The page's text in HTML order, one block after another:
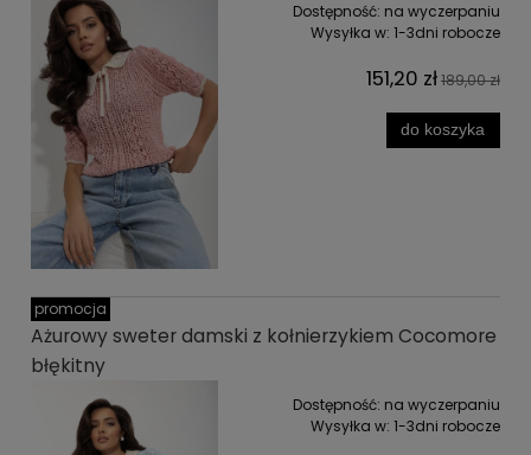
Dostępność: na wyczerpaniu
Wysyłka w: 1-3dni robocze
151,20 zł189,00 zł
do koszyka
Ażurowy sweter damski z kołnierzykiem Cocomore
błękitny
Dostępność: na wyczerpaniu
Wysyłka w: 1-3dni robocze
promocja